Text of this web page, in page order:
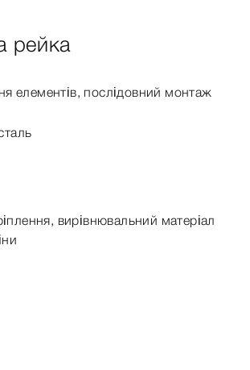
рейка
елементів, послідовний монтаж
вирівнювальний матеріал